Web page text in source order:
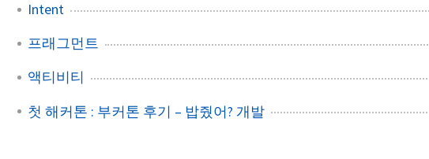
Intent
프래그먼트
액티비티
첫 해커톤 : 부커톤 후기 – 밥줬어? 개발